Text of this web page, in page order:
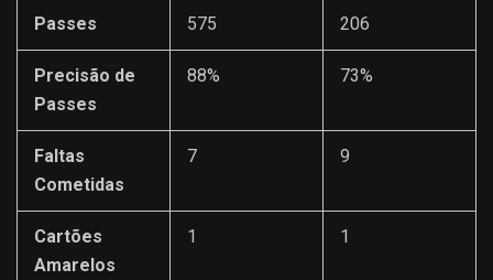
Passes 575 206
Precisão de
Passes
88% 73%
Faltas
Cometidas
7 9
Cartões
Amarelos
1 1